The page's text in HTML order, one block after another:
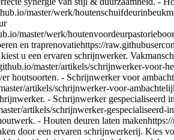
master/werk/
master/werk/
en traprenovatiehttps://
u een ervaren schrijnwerker.
master/artikels/schrijnwerker-voor-
houtsoorten. - Schrijnwerker voor
artikels/schrijnwerker-voor-
- Schrijnwerker gespecialiseerd in
artikels/schrijnwerker-
- Houten deuren laten
door een ervaren schrijnwerkerij. Kies